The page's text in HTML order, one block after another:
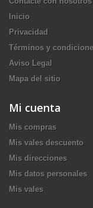
Inicio
Privacidad
Términos y
Aviso Legal
Mapa del sitio
Mi cuenta
Mis compras
Mis vales descuento
Mis direcciones
Mis datos personales
Mis vales